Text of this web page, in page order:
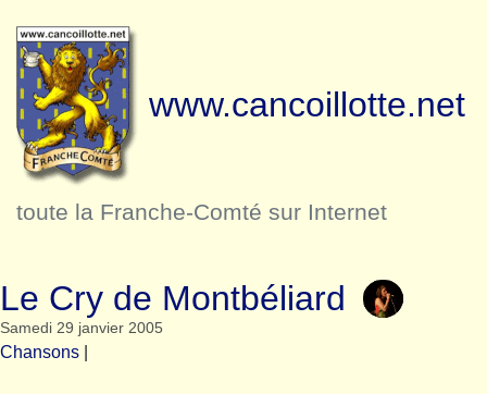
www.cancoillotte.net
toute la Franche-Comté sur Internet
Le Cry de Montbéliard
Samedi 29 janvier 2005
Chansons